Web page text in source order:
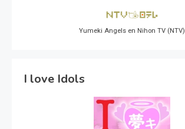
Yumeki Angels en Nihon TV (NTV)
I love Idols